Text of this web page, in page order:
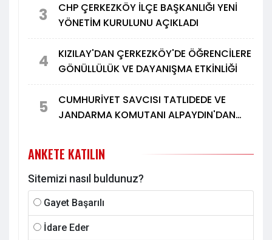
3
CHP ÇERKEZKÖY İLÇE BAŞKANLIĞI YENİ
YÖNETİM KURULUNU AÇIKLADI
4
KIZILAY'DAN ÇERKEZKÖY'DE ÖĞRENCİLERE
GÖNÜLLÜLÜK VE DAYANIŞMA ETKİNLİĞİ
5
CUMHURİYET SAVCISI TATLIDEDE VE
JANDARMA KOMUTANI ALPAYDIN'DAN
ANKETE KATILIN
Sitemizi nasıl buldunuz?
Gayet Başarılı
İdare Eder